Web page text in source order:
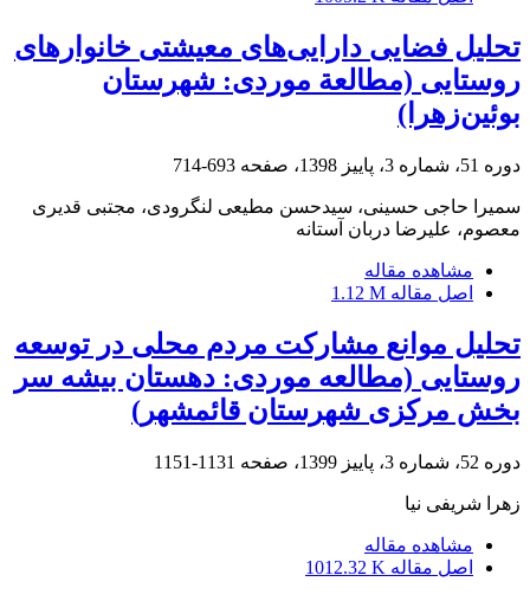
تحلیل فضایی دارایی‌های معیشتی خانوارهای
روستایی (مطالعة موردی: شهرستان
بوئین‌زهرا)
دوره 51، شماره 3، پاییز 1398، صفحه 693-714
سمیرا حاجی حسینی، سیدحسن مطیعی لنگرودی، مجتبی قدیری
معصوم، علیرضا دربان آستانه
مشاهده مقاله
اصل مقاله 1.12 M
تحلیل موانع مشارکت مردم محلی در توسعه
روستایی (مطالعه موردی: دهستان بیشه ‏سر
بخش مرکزی شهرستان قائم‏شهر)
دوره 52، شماره 3، پاییز 1399، صفحه 1131-1151
زهرا شریفی نیا
مشاهده مقاله
اصل مقاله 1012.32 K